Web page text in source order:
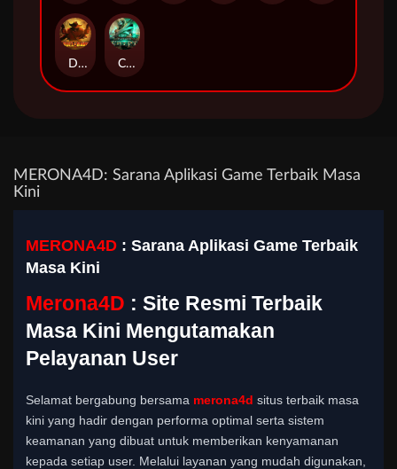
Duel at Dawn Cursed Crypt
MERONA4D: Sarana Aplikasi Game Terbaik Masa
Kini
MERONA4D : Sarana Aplikasi Game Terbaik
Masa Kini
Merona4D : Site Resmi Terbaik
Masa Kini Mengutamakan
Pelayanan User
Selamat bergabung bersama merona4d situs terbaik masa
kini yang hadir dengan performa optimal serta sistem
keamanan yang dibuat untuk memberikan kenyamanan
kepada setiap user. Melalui layanan yang mudah digunakan,